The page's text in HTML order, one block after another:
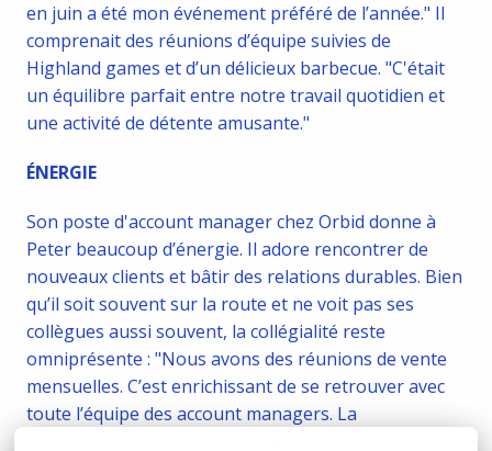
en juin a été mon événement préféré de l’année." Il
comprenait des réunions d’équipe suivies de
Highland games et d’un délicieux barbecue. "C'était
un équilibre parfait entre notre travail quotidien et
une activité de détente amusante."
ÉNERGIE
Son poste d'account manager chez Orbid donne à
Peter beaucoup d’énergie. Il adore rencontrer de
nouveaux clients et bâtir des relations durables. Bien
qu’il soit souvent sur la route et ne voit pas ses
collègues aussi souvent, la collégialité reste
omniprésente : "Nous avons des réunions de vente
mensuelles. C’est enrichissant de se retrouver avec
toute l’équipe des account managers. La